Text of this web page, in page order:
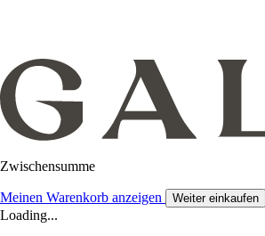
Zwischensumme
Meinen Warenkorb anzeigen Weiter einkaufen
Loading...